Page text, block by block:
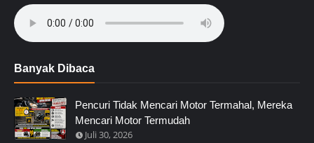
Banyak Dibaca
Pencuri Tidak Mencari Motor Termahal, Mereka
Mencari Motor Termudah
Juli 30, 2026